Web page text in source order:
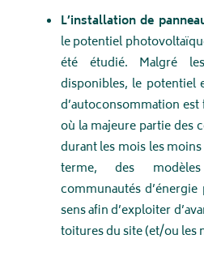
L’installation de
le potentiel
été étudié. Malgré
disponibles, le potentiel
d’autoconsommation
où la majeure partie des
durant les mois les
terme, des
communautés
sens afin d’exploiter
toitures du site (et/ou les